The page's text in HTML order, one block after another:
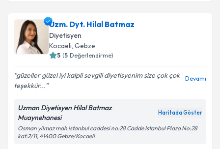
Dyt. Poyraz Aydaşiçin randevu takvimi talebi
oluşturun. Size bu uzmandan randevu almanız için bir
takvim hazırlandığında e-posta ile bilgilendireceğiz.
Kişisel verilerimin işlenmesine ilişkin
Aydınlatma
Metni
kapsamda işlenmesini kabul ediyorum.
Uzm. Dyt. Hilal Batmaz
Diyetisyen
Kocaeli, Gebze
5 (5 Değerlendirme)
güzeller güzel iyi kalpli sevgili diyetisyenim size çok çok
teşekkür...
Devamı
Uzman Diyetisyen Hilal Batmaz
Muaynehanesi
Haritada Göster
Osman yilmaz mah istanbul caddesi no:28 Cadde Istanbul Plaza No:28
kat:2/11, 41400 Gebze/Kocaeli